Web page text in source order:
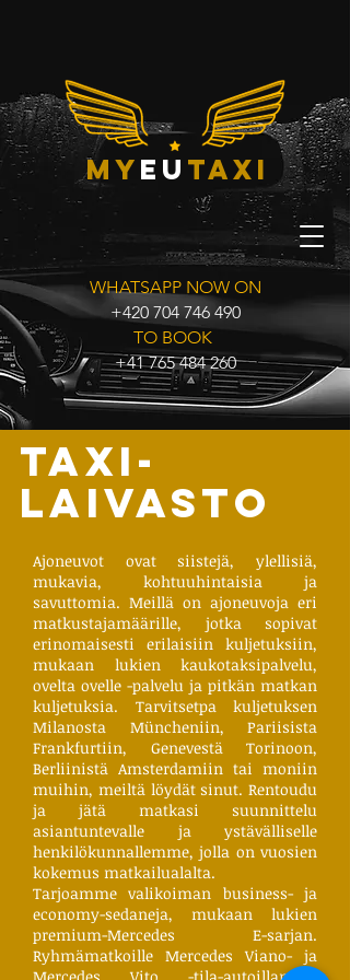
myeu taxi
WHATSAPP NOW ON
+420 704 746 490
TO BOOK
+41 765 484 260
TAXI-
laivasto
Ajoneuvot ovat siistejä, ylellisiä,
mukavia, kohtuuhintaisia ​​ja
savuttomia. Meillä on ajoneuvoja eri
matkustajamäärille, jotka sopivat
erinomaisesti erilaisiin kuljetuksiin,
mukaan lukien kaukotaksipalvelu,
ovelta ovelle -palvelu ja pitkän matkan
kuljetuksia. Tarvitsetpa kuljetuksen
Milanosta Müncheniin, Pariisista
Frankfurtiin, Genevestä Torinoon,
Berliinistä Amsterdamiin tai moniin
muihin, meiltä löydät sinut. Rentoudu
ja jätä matkasi suunnittelu
asiantuntevalle ja ystävälliselle
henkilökunnallemme, jolla on vuosien
kokemus matkailualalta.
Tarjoamme valikoiman business- ja
economy-sedaneja, mukaan lukien
premium-Mercedes E-sarjan.
Ryhmämatkoille Mercedes Viano- ja